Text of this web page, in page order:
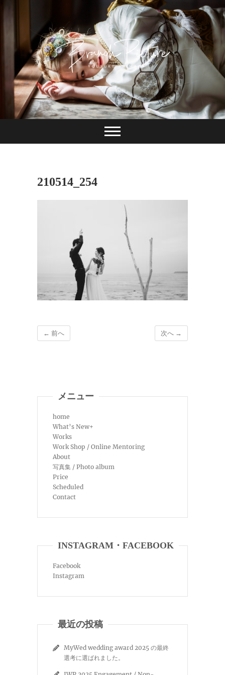
ブランチピクチャ
ー 嶋田陽介
長崎 カメラマン
210514_254
← 前へ 次へ →
メニュー
home
What’s New+
Works
Work Shop / Online Mentoring
About
写真集 / Photo album
Price
Scheduled
Contact
INSTAGRAM・FACEBOOK
Facebook
Instagram
最近の投稿
MyWed wedding award 2025 の最終
選考に選ばれました。